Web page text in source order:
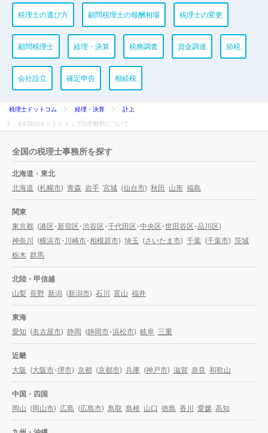
税理士の選び方 顧問税理士の報酬相場 税理士の変更
顧問税理士 経理・決算 税務調査 資金調達 節税
会社設立 確定申告 相続税
税理士ドットコム 経理・決算
計上
BASEのネットショップの手数料について
全国の税理士事務所を探す
北海道・東北
北海道 (札幌市) 青森 岩手 宮城 (仙台市) 秋田 山形 福島
関東
東京都 (港区・新宿区・渋谷区・千代田区・中央区・世田谷区・品川区)
神奈川
(横浜市・川崎市・相模原市) 埼玉 (さいたま市) 千葉 (千葉市) 茨城
栃木 群馬
北陸・甲信越
山梨 長野 新潟 (新潟市) 石川 富山 福井
東海
愛知 (名古屋市) 静岡 (静岡市・浜松市) 岐阜 三重
近畿
大阪 (大阪市・堺市) 京都 (京都市) 兵庫 (神戸市) 滋賀 奈良 和歌山
中国・四国
岡山 (岡山市) 広島 (広島市) 鳥取 島根 山口 徳島 香川 愛媛 高知